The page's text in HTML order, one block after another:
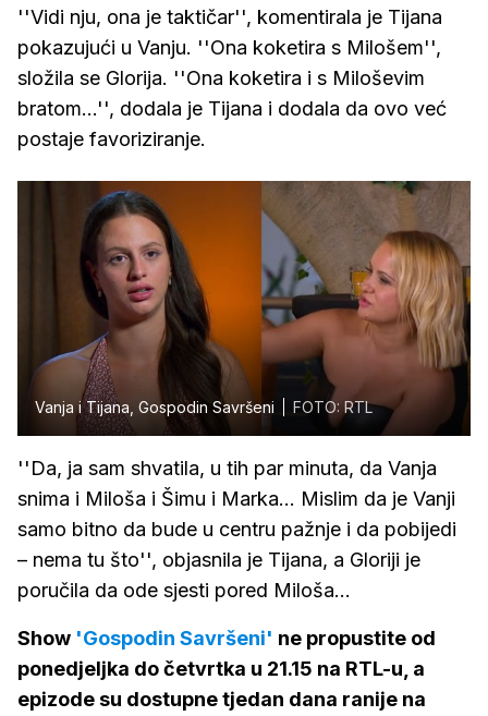
''Vidi nju, ona je taktičar'', komentirala je Tijana
pokazujući u Vanju. ''Ona koketira s Milošem'',
složila se Glorija. ''Ona koketira i s Miloševim
bratom...'', dodala je Tijana i dodala da ovo već
postaje favoriziranje.
Vanja i Tijana, Gospodin Savršeni FOTO: RTL
''Da, ja sam shvatila, u tih par minuta, da Vanja
snima i Miloša i Šimu i Marka... Mislim da je Vanji
samo bitno da bude u centru pažnje i da pobijedi
– nema tu što'', objasnila je Tijana, a Gloriji je
poručila da ode sjesti pored Miloša...
Show 'Gospodin Savršeni' ne propustite od
ponedjeljka do četvrtka u 21.15 na RTL-u, a
epizode su dostupne tjedan dana ranije na